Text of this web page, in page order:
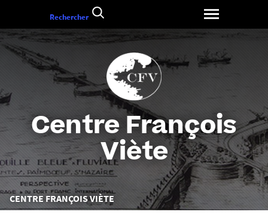
contenu
Centre François
Viète
Vous
êtes
CENTRE FRANÇOIS VIÈTE
Rechercher